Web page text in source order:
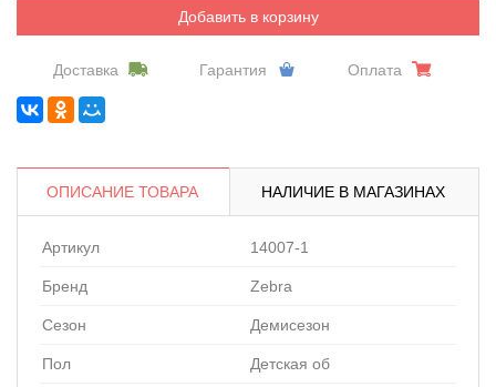
Добавить в корзину
Доставка Гарантия Оплата
ОПИСАНИЕ ТОВАРА НАЛИЧИЕ В МАГАЗИНАХ
Артикул 14007-1
Бренд Zebra
Сезон Демисезон
Пол Детская об